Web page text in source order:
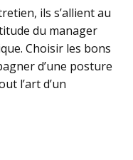
ils s’allient au
du manager
Choisir les bons
d’une posture
l’art d’un